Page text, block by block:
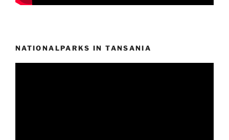
NATIONALPARKS IN TANSANIA